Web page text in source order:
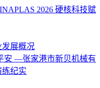
2026 硬核科技赋
发展概况
安 —张家港市新贝机械有
练纪实